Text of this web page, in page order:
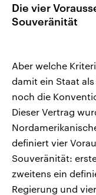
Die vier
Souveränität
Aber welche
damit ein Staat
noch die
Dieser Vertrag
definiert vier
Souveränität:
zweitens ein
Regierung und